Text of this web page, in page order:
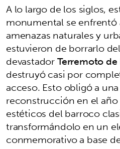
A lo largo de los siglos,
monumental se enfrentó
amenazas naturales y
estuvieron de borrarlo
devastadorTerremoto
destruyó casi por
acceso. Esto obligó a
reconstrucción en el año
estéticos del barroco
transformándolo en un
conmemorativo a base